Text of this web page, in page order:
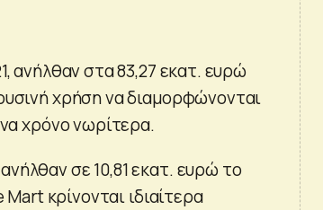
ανήλθαν στα 83,27 εκατ. ευρώ
χρήση να διαμορφώνονται
χρόνο νωρίτερα.
σε 10,81 εκατ. ευρώ το
κρίνονται ιδιαίτερα